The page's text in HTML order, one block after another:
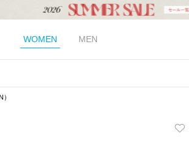
WOMEN MEN